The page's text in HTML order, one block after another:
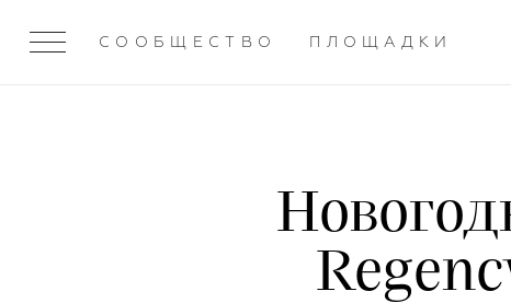
СООБЩЕСТВО ПЛОЩАДКИ